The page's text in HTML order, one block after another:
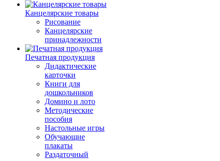
Канцелярские товары
Рисование
Канцелярские
принадлежности
Печатная продукция
Дидактические
карточки
Книги для
дошкольников
Домино и лото
Методические
пособия
Настольные игры
Обучающие
плакаты
Раздаточный